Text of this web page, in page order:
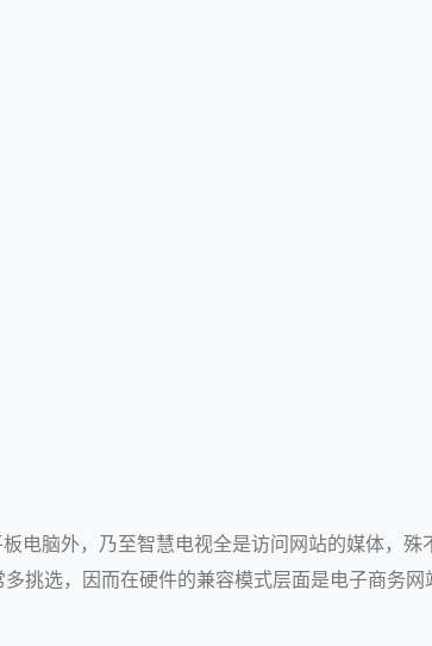
电脑外，乃至智慧电视全是访问网站的媒体，殊
挑选，因而在硬件的兼容模式层面是电子商务网